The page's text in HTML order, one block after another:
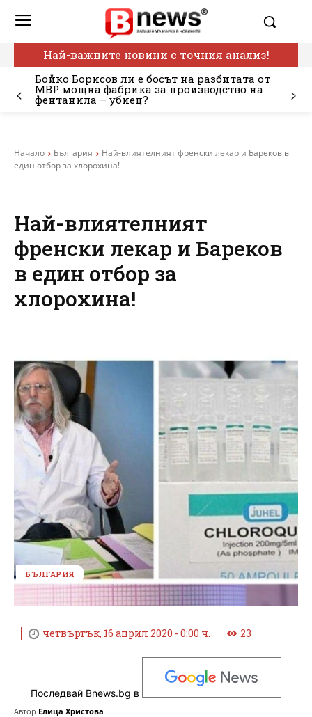
Най-важните новини с точния анализ!
Бойко Борисов ли е босът на разбитата от
МВР мощна фабрика за производство на
фентанила – убиец?
Начало България
Най-влиятелният френски лекар и Бареков в
един отбор за хлорохина!
Най-влиятелният
френски лекар и Бареков
в един отбор за
хлорохина!
БЪЛГАРИЯ
четвъртък, 16 април 2020 - 0:00 ч. 23
Последвай Bnews.bg в
Автор Елица Христова